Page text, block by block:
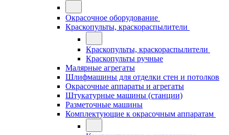
Окрасочное оборудование
Краскопульты, краскораспылители
Краскопульты, краскораспылители
Краскопульты ручные
Малярные агрегаты
Шлифмашины для отделки стен и потолков
Окрасочные аппараты и агрегаты
Штукатурные машины (станции)
Разметочные машины
Комплектующие к окрасочным аппаратам